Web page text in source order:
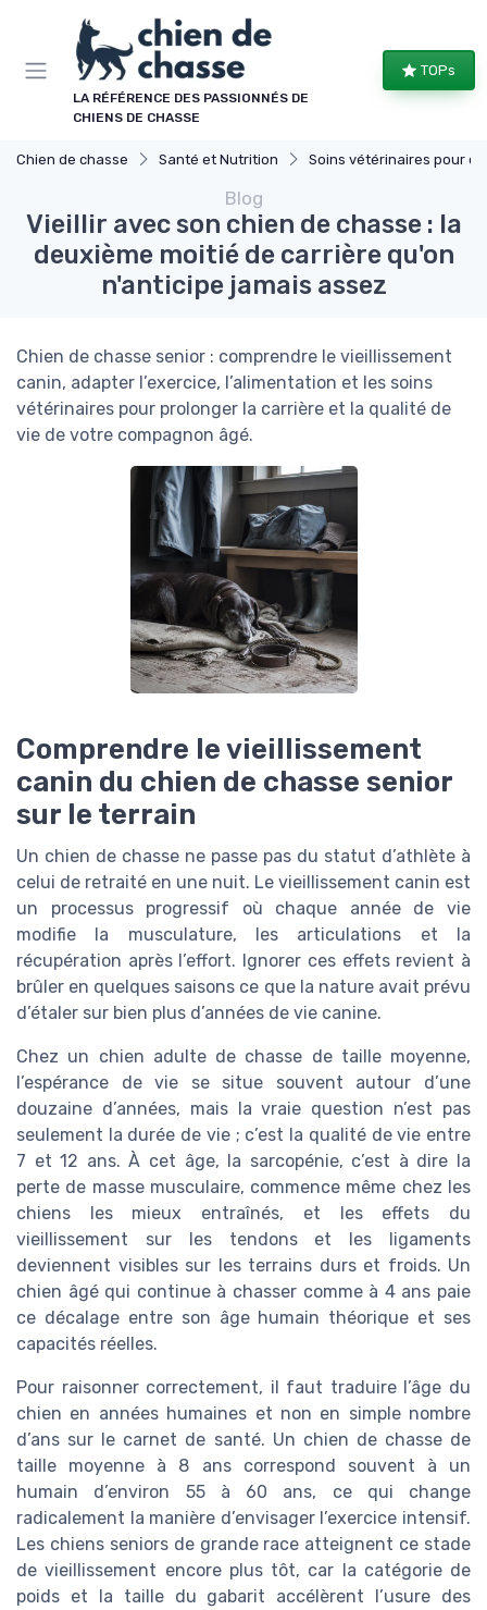
LA RÉFÉRENCE DES PASSIONNÉS DE
CHIENS DE CHASSE
TOPs
Chien de chasse Santé et Nutrition Soins vétérinaires pour chiens de chasse
Blog
Vieillir avec son chien de chasse : la
deuxième moitié de carrière qu'on
n'anticipe jamais assez
Chien de chasse senior : comprendre le vieillissement
canin, adapter l’exercice, l’alimentation et les soins
vétérinaires pour prolonger la carrière et la qualité de
vie de votre compagnon âgé.
Comprendre le vieillissement
canin du chien de chasse senior
sur le terrain
Un chien de chasse ne passe pas du statut d’athlète à
celui de retraité en une nuit. Le vieillissement canin est
un processus progressif où chaque année de vie
modifie la musculature, les articulations et la
récupération après l’effort. Ignorer ces effets revient à
brûler en quelques saisons ce que la nature avait prévu
d’étaler sur bien plus d’années de vie canine.
Chez un chien adulte de chasse de taille moyenne,
l’espérance de vie se situe souvent autour d’une
douzaine d’années, mais la vraie question n’est pas
seulement la durée de vie ; c’est la qualité de vie entre
7 et 12 ans. À cet âge, la sarcopénie, c’est à dire la
perte de masse musculaire, commence même chez les
chiens les mieux entraînés, et les effets du
vieillissement sur les tendons et les ligaments
deviennent visibles sur les terrains durs et froids. Un
chien âgé qui continue à chasser comme à 4 ans paie
ce décalage entre son âge humain théorique et ses
capacités réelles.
Pour raisonner correctement, il faut traduire l’âge du
chien en années humaines et non en simple nombre
d’ans sur le carnet de santé. Un chien de chasse de
taille moyenne à 8 ans correspond souvent à un
humain d’environ 55 à 60 ans, ce qui change
radicalement la manière d’envisager l’exercice intensif.
Les chiens seniors de grande race atteignent ce stade
de vieillissement encore plus tôt, car la catégorie de
poids et la taille du gabarit accélèrent l’usure des
Panneau de gestion des cookies